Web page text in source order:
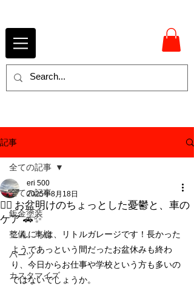
記事
全ての記事
鈑金塗装
整備、車検
パーツ
カスタマイズ
全ての記事
😮‍💨 お盆明けのちょっとした憂鬱と、車の
ケア 🚗✨
eri 500
2025年8月18日
こんにちは、リトルガレージです！長かった
ようであっという間だったお盆休みも終わ
り、今日からお仕事や学校という方も多いの
ではないでしょうか。